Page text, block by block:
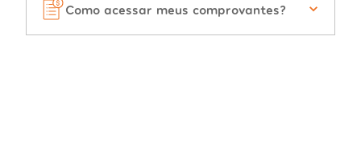
Como acessar meus comprovantes?